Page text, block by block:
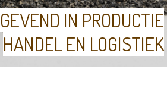
IN PRODUCTIE
HANDEL EN LOGISTIEK